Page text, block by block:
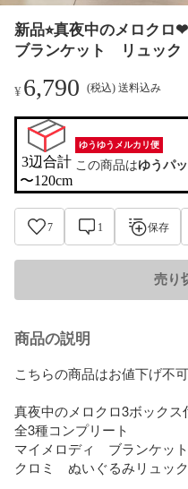
新品⭐︎真夜中のメロクロ
ブランケット リュック
¥6,790 (税込) 送料込み
3辺合計
〜120cm
ゆうゆうメルカリ便
この商品はゆうパ
7 1 保存
売り
商品の説明
こちらの商品はお値下げ不可
真夜中のメロクロ3ボックス
全3種コンプリート
マイメロディ　ブランケット
クロミ　ぬいぐるみリュック